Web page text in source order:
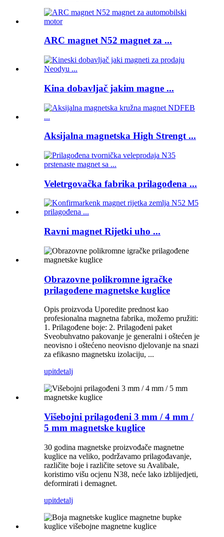
ARC magnet N52 magnet za ...
Kina dobavljač jakim magne ...
Aksijalna magnetska High Strengt ...
Veletrgovačka fabrika prilagođena ...
Ravni magnet Rijetki uho ...
Obrazovne polikromne igračke
prilagođene magnetske kuglice
Opis proizvoda Uporedite prednost kao
profesionalna magnetna fabrika, možemo pružiti:
1. Prilagođene boje: 2. Prilagođeni paket
Sveobuhvatno pakovanje je generalni i oštećen je
neovisno i oštećeno neovisno djelovanje na snazi
​​za efikasno magnetsku izolaciju, ...
upitdetalj
Višebojni prilagođeni 3 mm / 4 mm /
5 mm magnetske kuglice
30 godina magnetske proizvođače magnetne
kuglice na veliko, podržavamo prilagođavanje,
različite boje i različite setove su Avalibale,
koristimo višu ocjenu N38, neće lako izblijedjeti,
deformirati i demagnet.
upitdetalj